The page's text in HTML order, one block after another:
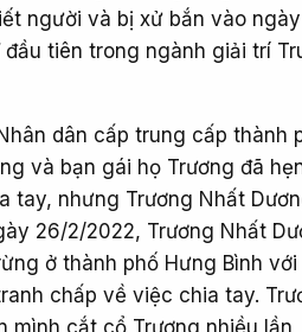
người và bị xử bắn vào
tiên trong ngành giải trí
dân cấp trung cấp thành
và bạn gái họ Trương đã
tay, nhưng Trương Nhất
26/2/2022, Trương Nhất
ở thành phố Hưng Bình
chấp về việc chia tay.
mình cắt cổ Trương nhiều